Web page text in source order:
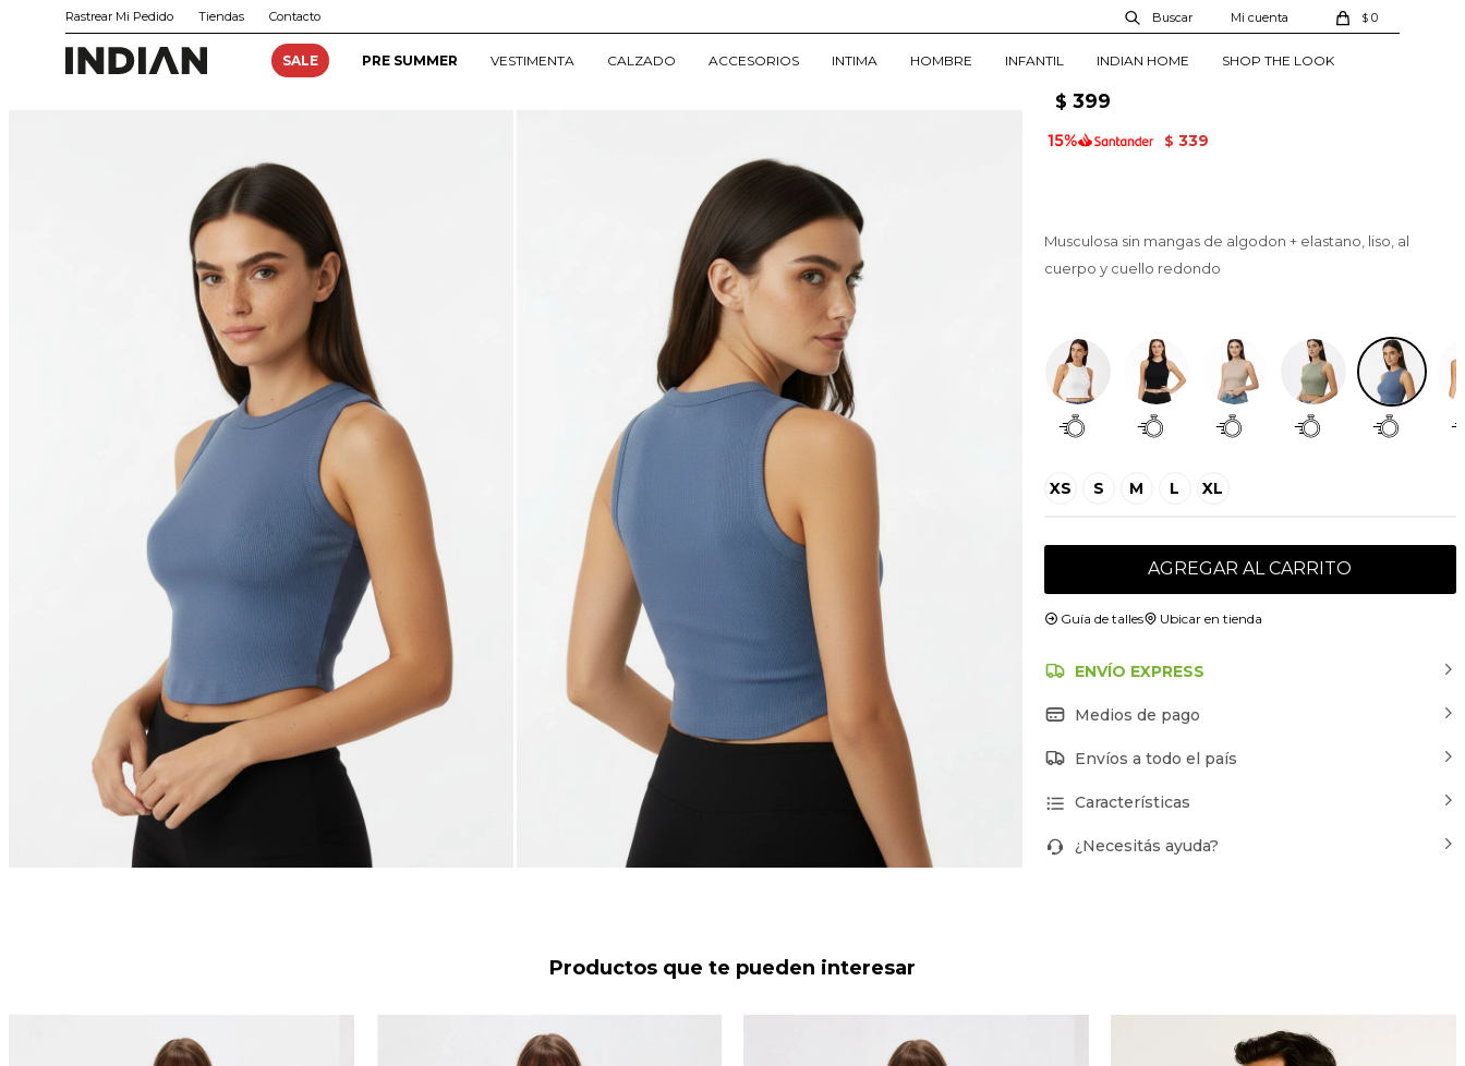
SALE PRE SUMMER VESTIMENTA CALZADO ACCESORIOS INTIMA HOMBRE INFANTIL INDIAN HOME SHOP THE LOOK
$ 0
Rastrear Mi Pedido Tiendas Contacto
Musculosa Bilto - Azul
Grisaceo
01351572001607
$ 399
$ 339
Musculosa sin mangas de algodon + elastano, liso, al
cuerpo y cuello redondo
XS S M L XL
AGREGAR AL CARRITO
Guía de talles Ubicar en tienda
ENVÍO EXPRESS
Medios de pago
Envíos a todo el país
Características
¿Necesitás ayuda?
Productos que te pueden interesar